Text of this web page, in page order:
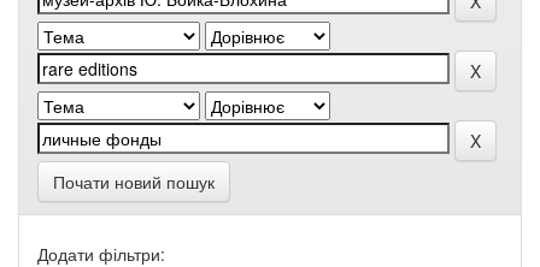
Почати новий пошук
Додати фільтри: